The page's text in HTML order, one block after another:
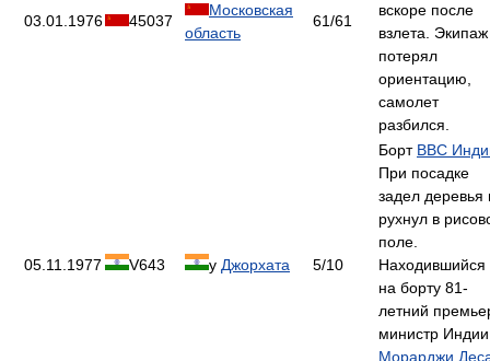
03.01.1976 45037
Московская
область
61/61
вскоре после
взлета. Экипаж
потерял
ориентацию,
самолет
разбился.
05.11.1977 V643 у Джорхата 5/10
Борт ВВС
При посадке
задел деревья
рухнул в
поле.
Находившийся
на борту 81-
летний
министр Индии
Морарджи